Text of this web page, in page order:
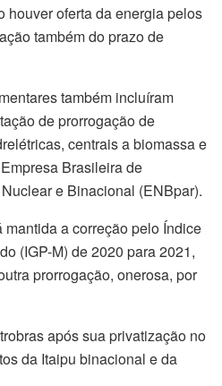
houver oferta da energia pelos
também do prazo de
também incluíram
de prorrogação de
centrais a biomassa e
Brasileira de
e Binacional (ENBpar).
mantida a correção pelo Índice
(IGP-M) de 2020 para 2021,
prorrogação, onerosa, por
após sua privatização no
da Itaipu binacional e da